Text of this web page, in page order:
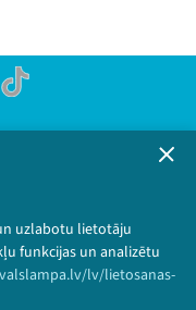
uzlabotu lietotāju
funkcijas un analizētu
lv/lietosanas-
TikTok
politika
tiesības